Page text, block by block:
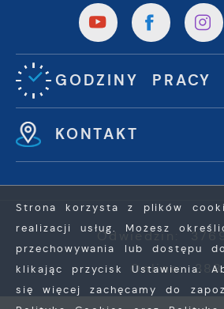
GODZINY PRACY
KONTAKT
Odwiedzin:
Online: 388
Strona korzysta z plików
realizacji usług. Możesz
przechowywania lub dostępu
klikając przycisk Ustawienia.
się więcej zachęcamy do